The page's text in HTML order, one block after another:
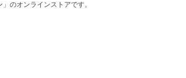
のオンラインストアです。